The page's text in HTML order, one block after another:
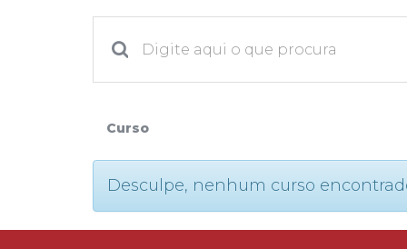
Reingresso
Curso
Desculpe, nenhum curso